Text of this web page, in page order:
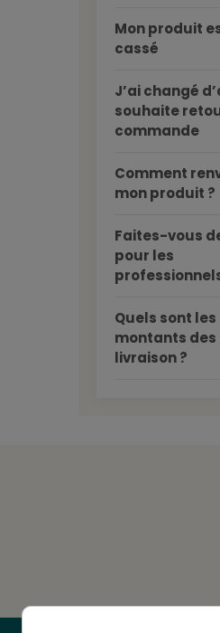
Mon produit
cassé
J’ai changé
souhaite
commande
Comment
mon produit ?
Faites-vous
pour les
Quels sont les
montants des
livraison ?